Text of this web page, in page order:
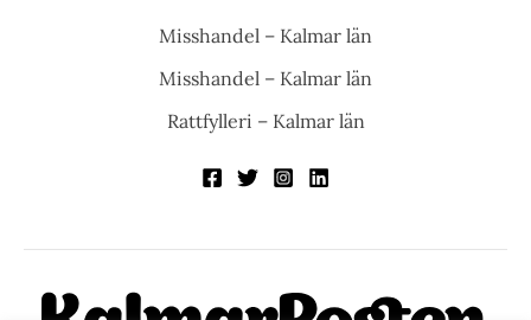
Misshandel – Kalmar län
Misshandel – Kalmar län
Rattfylleri – Kalmar län